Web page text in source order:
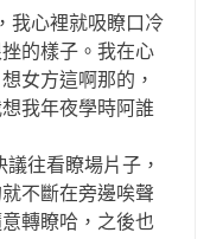
心裡就吸瞭口冷
的樣子。我在心
女方這啊那的，
我年夜學時阿誰
往看瞭場片子，
不斷在旁邊唉聲
轉瞭哈，之後也